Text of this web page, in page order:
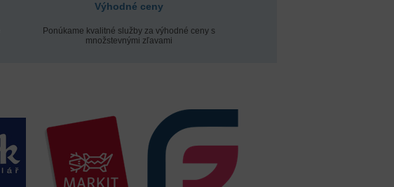
Výhodné ceny
Ponúkame kvalitné služby za výhodné ceny s
množstevnými zľavami